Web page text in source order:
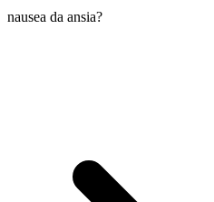
nausea da ansia?